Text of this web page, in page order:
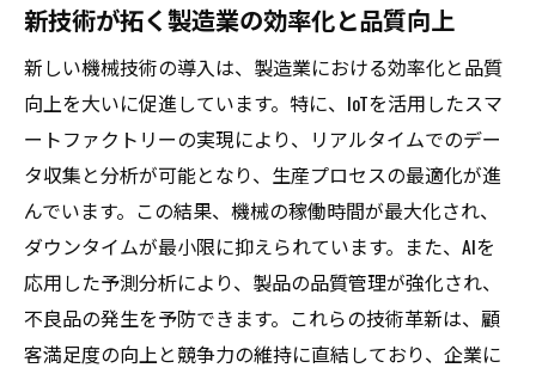
データ分析技術の未来とその課題
機械技術の進化が拓く新たな雇用とスキル
機械技術の進化がもたらす雇用の変化
新技術が求める次世代スキル
技術進化に対応した教育と研修
未来の製造業で必要とされる専門知識
新たなキャリアパスを開く機械技術の進化
技術革新がもたらす雇用環境の変化
新技術が拓く製造業の効率化と品質向上
新しい機械技術の導入は、製造業における効率化と品質
向上を大いに促進しています。特に、IoTを活用したスマ
ートファクトリーの実現により、リアルタイムでのデー
タ収集と分析が可能となり、生産プロセスの最適化が進
んでいます。この結果、機械の稼働時間が最大化され、
ダウンタイムが最小限に抑えられています。また、AIを
応用した予測分析により、製品の品質管理が強化され、
不良品の発生を予防できます。これらの技術革新は、顧
客満足度の向上と競争力の維持に直結しており、企業に